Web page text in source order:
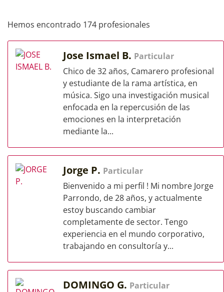
Hemos encontrado 174 profesionales
Jose Ismael B. Particular
Chico de 32 años, Camarero profesional
y estudiante de la rama artística, en
música. Sigo una investigación musical
enfocada en la repercusión de las
emociones en la interpretación
mediante la...
Jorge P. Particular
Bienvenido a mi perfil ! Mi nombre Jorge
Parrondo, de 28 años, y actualmente
estoy buscando cambiar
completamente de sector. Tengo
experiencia en el mundo corporativo,
trabajando en consultoría y...
DOMINGO G. Particular